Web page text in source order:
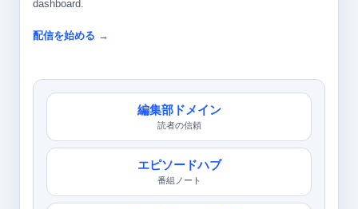
dashboard.
配信を始める →
編集部ドメイン
読者の信頼
エピソードハブ
番組ノート